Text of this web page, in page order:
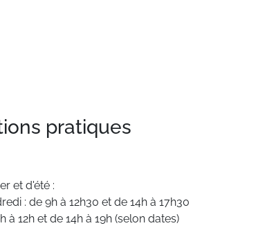
pratiques
et d'été :
: de 9h à 12h30 et de 14h à 17h30
à 12h et de 14h à 19h (selon dates)